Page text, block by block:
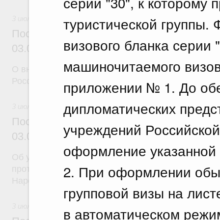
туристической
визового бланка
машиночитаемого
приложении № 1. До
дипломатических
учреждений
оформление
2. При оформлении
групповой визы на
в автоматическом
Постановление Правительства
03.07.2026 г. № 834
О внесении изменений в некоторые акты
Постановление Правительства
03.07.2026 г. № 836
Об утверждении Правил подтверждения факта
противоправных действиях против Российской
Народной Республики, Луганской Народной